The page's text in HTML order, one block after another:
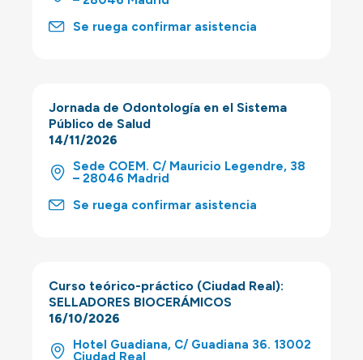
Se ruega confirmar asistencia
Jornada de Odontología en el Sistema
Público de Salud
14/11/2026
Sede COEM. C/ Mauricio Legendre, 38
– 28046 Madrid
Se ruega confirmar asistencia
Curso teórico-práctico (Ciudad Real):
SELLADORES BIOCERÁMICOS
16/10/2026
Hotel Guadiana, C/ Guadiana 36. 13002
Ciudad Real